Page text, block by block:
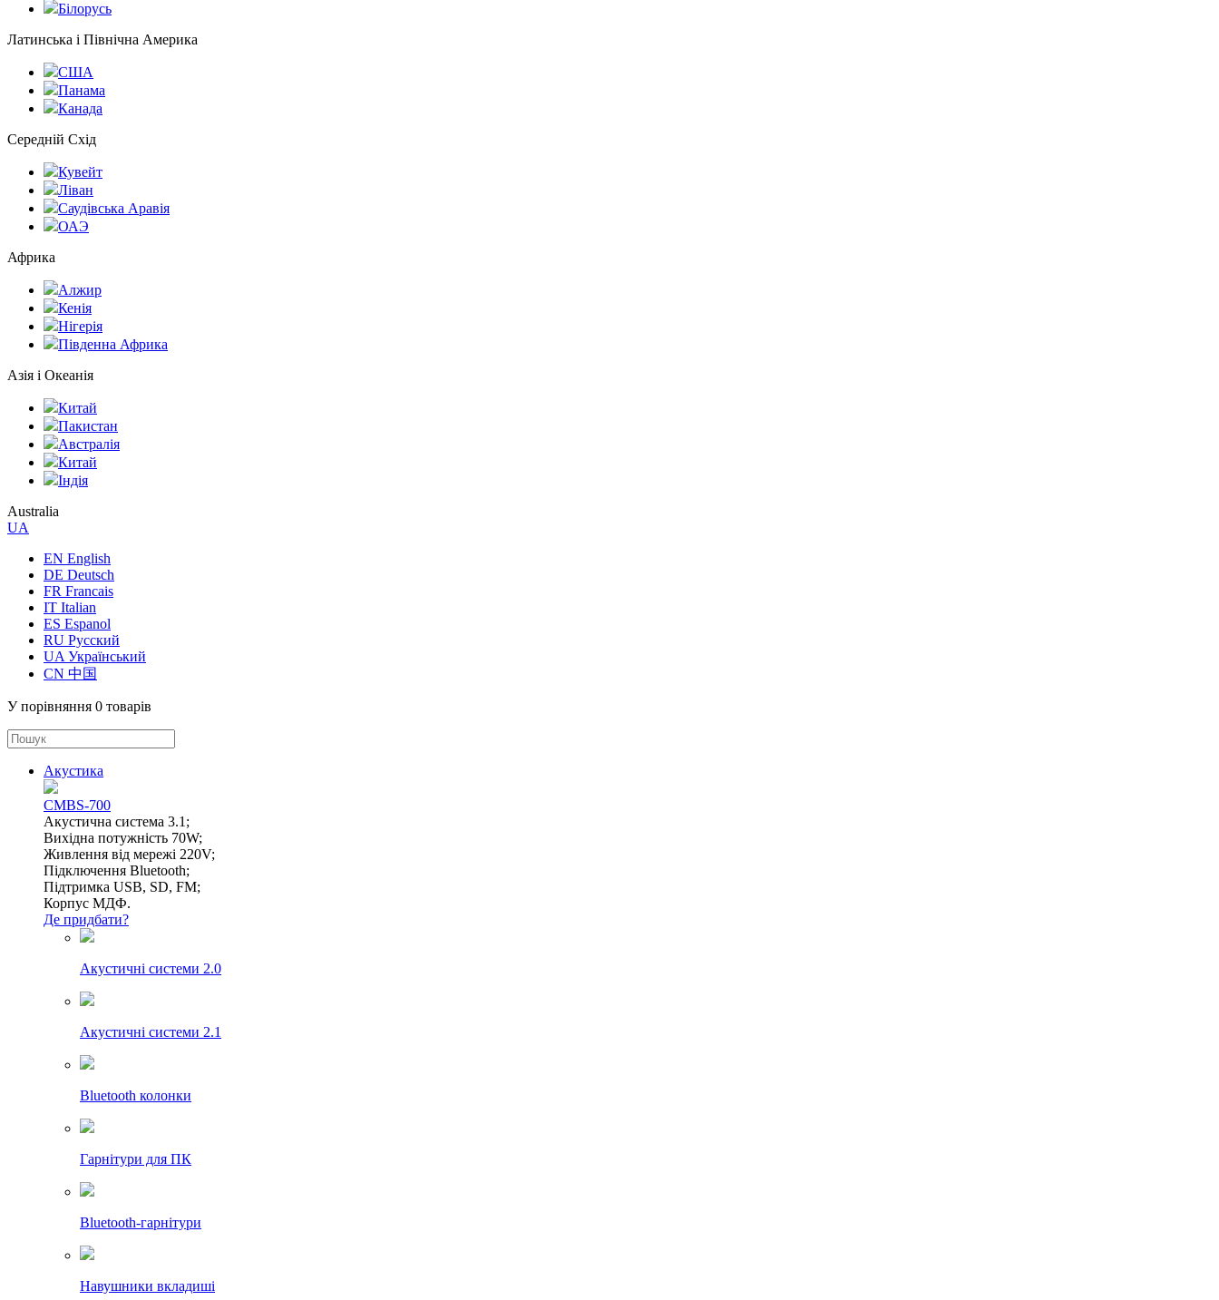
Білорусь
Латинська і Північна Америка
США
Панама
Канада
Середній Схід
Кувейт
Ліван
Саудівська Аравія
ОАЭ
Африка
Алжир
Кенія
Нігерія
Південна Африка
Азія і Океанія
Китай
Пакистан
Австралія
Китай
Індія
Australia
UA
EN English
DE Deutsch
FR Francais
IT Italian
ES Espanol
RU Русский
UA Український
CN 中国
У порівняння 0 товарів
Акустика
CMBS-700
Акустична система 3.1;
Вихідна потужність 70W;
Живлення від мережі 220V;
Підключення Bluetooth;
Підтримка USB, SD, FM;
Корпус МДФ.
Де придбати?
Акустичні системи 2.0
Акустичні системи 2.1
Bluetooth колонки
Гарнітури для ПК
Bluetooth-гарнітури
Навушники вкладиші